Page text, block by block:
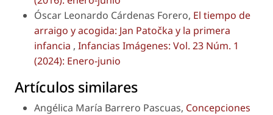
Óscar Leonardo Cárdenas Forero, El tiempo de
arraigo y acogida: Jan Patočka y la primera
infancia , Infancias Imágenes: Vol. 23 Núm. 1
(2024): Enero-junio
Artículos similares
Angélica María Barrero Pascuas, Concepciones